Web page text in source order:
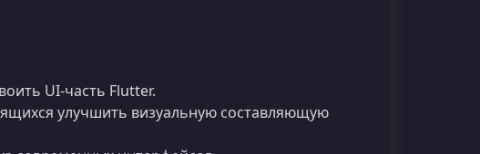
UI‑часть Flutter.
улучшить визуальную составляющую